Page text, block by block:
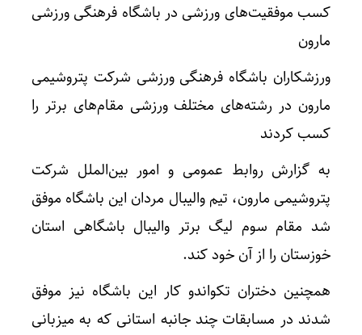
کسب موفقیت‌های ورزشی در باشگاه فرهنگی ورزشی
مارون
ورزشکاران باشگاه فرهنگی ورزشی شرکت پتروشیمی
مارون در رشته‌های مختلف ورزشی مقام‌های برتر را
کسب کردند
به گزارش روابط عمومی و امور بین‌الملل شرکت
پتروشیمی مارون، تیم والیبال مردان این باشگاه موفق
شد مقام سوم لیگ برتر والیبال باشگاهی استان
خوزستان را از آن خود کند.
همچنین دختران تکواندو کار این باشگاه نیز موفق
شدند در مسابقات چند جانبه استانی که به میزبانی